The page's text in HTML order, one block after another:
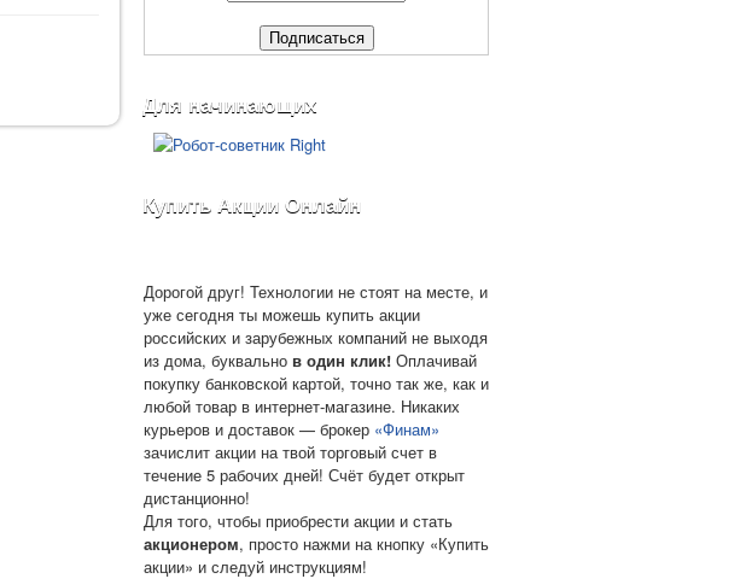
Для начинающих
Купить Акции Онлайн
Дорогой друг! Технологии не стоят на месте, и
уже сегодня ты можешь купить акции
российских и зарубежных компаний не выходя
из дома, буквально в один клик! Оплачивай
покупку банковской картой, точно так же, как и
любой товар в интернет-магазине. Никаких
курьеров и доставок — брокер «Финам»
зачислит акции на твой торговый счет в
течение 5 рабочих дней! Счёт будет открыт
дистанционно!
Для того, чтобы приобрести акции и стать
акционером, просто нажми на кнопку «Купить
акции» и следуй инструкциям!